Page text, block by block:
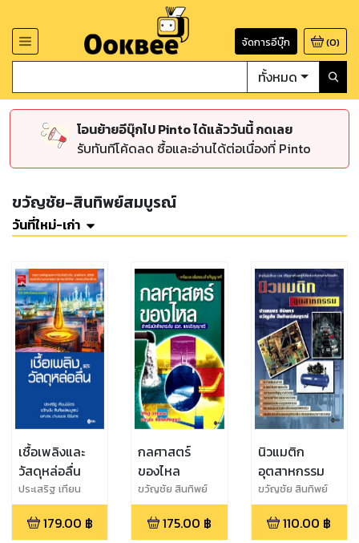
จัดการอีบุ๊ก (0)
ทั้งหมด
โอนย้ายอีบุ๊กไป Pinto ได้แล้ววันนี้ กดเลย
รับทันทีโค้ดลด ซื้อและอ่านได้ต่อเนื่องที่ Pinto
ขวัญชัย-สินทิพย์สมบูรณ์
วันที่ใหม่-เก่า
เชื้อเพลิงและ
วัสดุหล่อลื่น
ประเสริฐ เทียน
นิมิตร,ขวัญชัย สิน
ทิพย์สมบูรณ์,
ผศ.ดร. ปานเพชร ชิ
179.00 ฿
กลศาสตร์
ของไหล
ขวัญชัย สินทิพย์
สมบูรณ์,วิศิษฏ์
จาตุรมาน175.00 ฿
นิวแมติก
อุตสาหกรรม
ขวัญชัย สินทิพย์
สมบูรณ์,ปานเพชร
ชินินทร110.00 ฿